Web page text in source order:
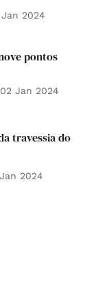
2024
pontos
02 Jan 2024
travessia do
2024